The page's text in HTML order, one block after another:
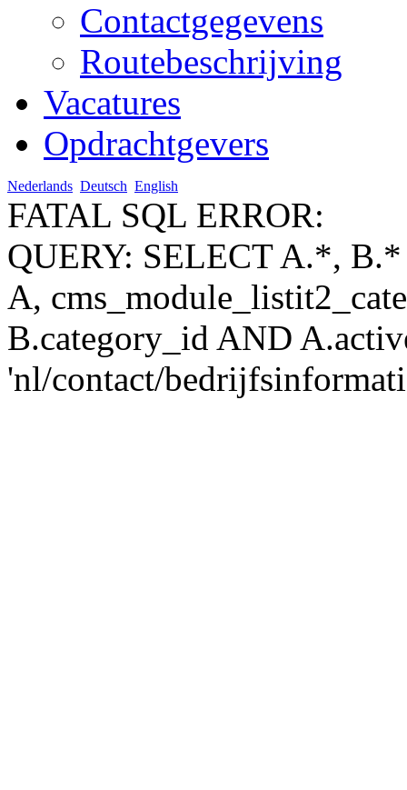
Contactgegevens
Routebeschrijving
Vacatures
Opdrachtgevers
Nederlands Deutsch English
FATAL SQL ERROR:
QUERY: SELECT A.*,
A,
B.category_id AND
'nl/contact/